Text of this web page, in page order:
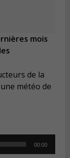
mois
de la
météo de
00:00